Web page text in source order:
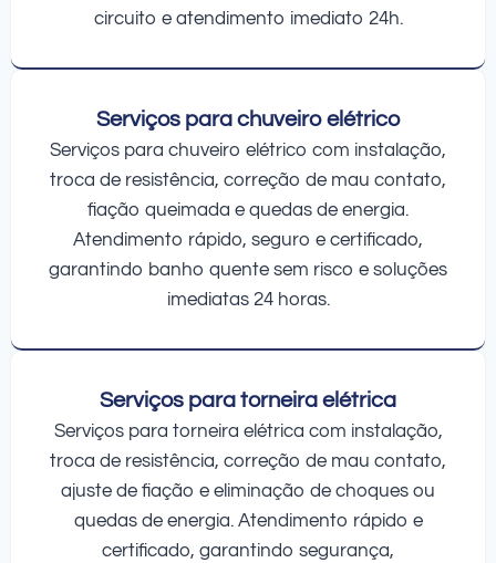
circuito e atendimento imediato 24h.
Serviços para chuveiro elétrico
Serviços para chuveiro elétrico com instalação,
troca de resistência, correção de mau contato,
fiação queimada e quedas de energia.
Atendimento rápido, seguro e certificado,
garantindo banho quente sem risco e soluções
imediatas 24 horas.
Serviços para torneira elétrica
Serviços para torneira elétrica com instalação,
troca de resistência, correção de mau contato,
ajuste de fiação e eliminação de choques ou
quedas de energia. Atendimento rápido e
certificado, garantindo segurança,